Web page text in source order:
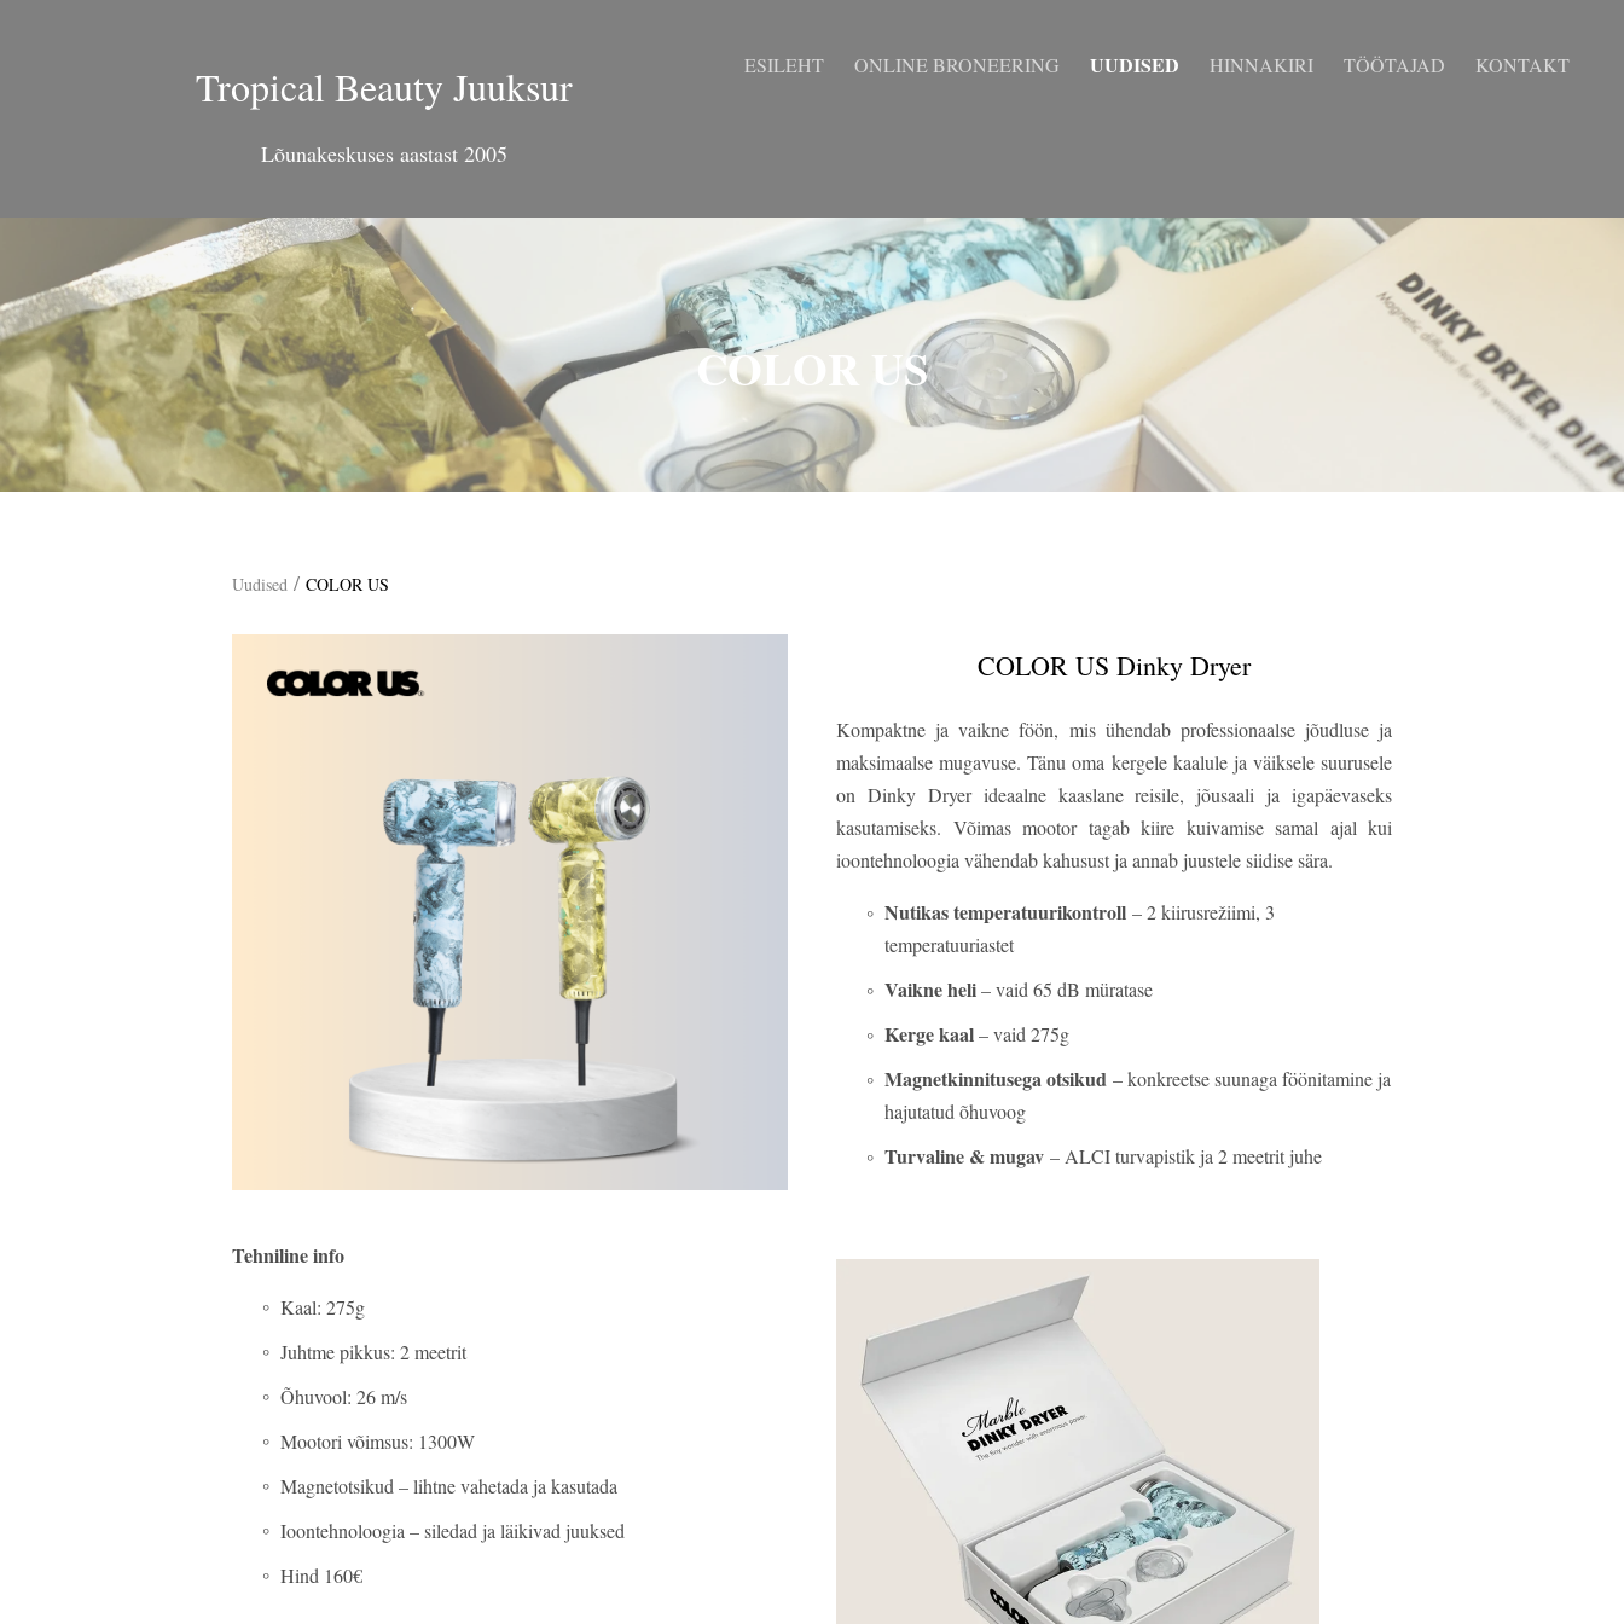
Tropical Beauty Juuksur
Lõunakeskuses aastast 2005
ESILEHT ONLINE BRONEERING UUDISED HINNAKIRI TÖÖTAJAD KONTAKT
COLOR US
Uudised / COLOR US
Tehniline info
Kaal: 275g
Juhtme pikkus: 2 meetrit
Õhuvool: 26 m/s
Mootori võimsus: 1300W
Magnetotsikud – lihtne vahetada ja kasutada
Ioontehnoloogia – siledad ja läikivad juuksed
Hind 160€
COLOR US Dinky Dryer
Kompaktne ja vaikne föön, mis ühendab professionaalse jõudluse ja
maksimaalse mugavuse. Tänu oma kergele kaalule ja väiksele suurusele
on Dinky Dryer ideaalne kaaslane reisile, jõusaali ja igapäevaseks
kasutamiseks. Võimas mootor tagab kiire kuivamise samal ajal kui
ioontehnoloogia vähendab kahusust ja annab juustele siidise sära.
Nutikas temperatuurikontroll – 2 kiirusrežiimi, 3
temperatuuriastet
Vaikne heli– vaid 65 dB müratase
Kerge kaal– vaid 275g
Magnetkinnitusega otsikud – konkreetse suunaga föönitamine ja
hajutatud õhuvoog
Turvaline & mugav – ALCI turvapistik ja 2 meetrit juhe